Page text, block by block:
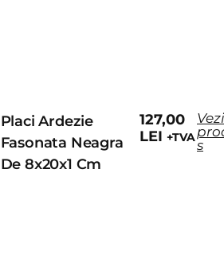
Placi Ardezie
Fasonata Neagra
De 8x20x1 Cm
127,00
LEI +TVA
Vezi
s